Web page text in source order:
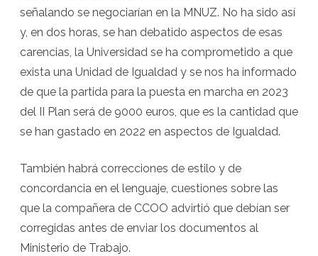
señalando se negociarían en la MNUZ. No ha sido así
y, en dos horas, se han debatido aspectos de esas
carencias, la Universidad se ha comprometido a que
exista una Unidad de Igualdad y se nos ha informado
de que la partida para la puesta en marcha en 2023
del II Plan será de 9000 euros, que es la cantidad que
se han gastado en 2022 en aspectos de Igualdad.
También habrá correcciones de estilo y de
concordancia en el lenguaje, cuestiones sobre las
que la compañera de CCOO advirtió que debían ser
corregidas antes de enviar los documentos al
Ministerio de Trabajo.